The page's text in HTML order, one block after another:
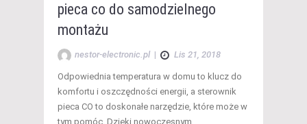
pieca co do samodzielnego
montażu
nestor-electronic.pl | Lis 21, 2018
Odpowiednia temperatura w domu to klucz do
komfortu i oszczędności energii, a sterownik
pieca CO to doskonałe narzędzie, które może w
tym pomóc. Dzięki nowoczesnym